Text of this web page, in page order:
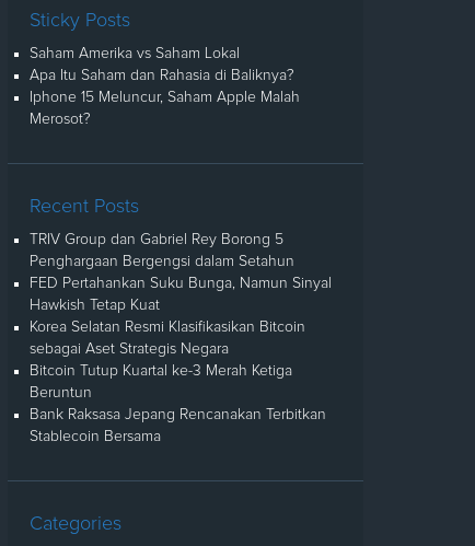
Sticky Posts
Saham Amerika vs Saham Lokal
Apa Itu Saham dan Rahasia di Baliknya?
Iphone 15 Meluncur, Saham Apple Malah
Merosot?
Recent Posts
TRIV Group dan Gabriel Rey Borong 5
Penghargaan Bergengsi dalam Setahun
FED Pertahankan Suku Bunga, Namun Sinyal
Hawkish Tetap Kuat
Korea Selatan Resmi Klasifikasikan Bitcoin
sebagai Aset Strategis Negara
Bitcoin Tutup Kuartal ke-3 Merah Ketiga
Beruntun
Bank Raksasa Jepang Rencanakan Terbitkan
Stablecoin Bersama
Categories